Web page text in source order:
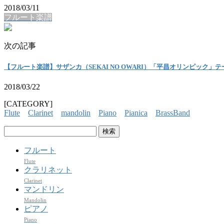
2018/03/11
フルート楽譜
次の記事
【フルート楽譜】サザンカ（SEKAI NO OWARI）「平昌オリンピック」テ
2018/03/22
[CATEGORY]
Flute
Clarinet mandolin Piano Pianica
BrassBand
フルート
Flute
クラリネット
Clarinet
マンドリン
Mandolin
ピアノ
Piano